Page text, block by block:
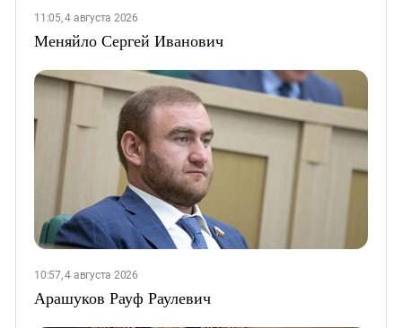
11:05, 4 августа 2026
Меняйло Сергей Иванович
10:57, 4 августа 2026
Арашуков Рауф Раулевич